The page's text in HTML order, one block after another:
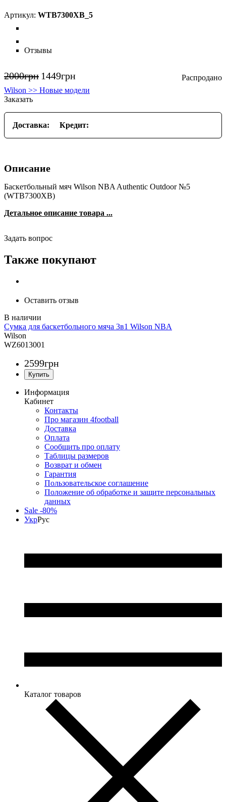
WTB7300XB_5
Отзывы
2000грн 1449грн
Wilson >> Новые модели
Заказать
Доставка: Кредит:
Описание
Баскетбольный мяч Wilson NBA Authentic Outdoor №5
(WTB7300XB)
Детальное описание товара ...
Задать вопрос
Также покупают
Оставить отзыв
Сумка для баскетбольного мяча 3в1 Wilson NBA
Wilson
WZ6013001
2599грн
Информация
Кабинет
Контакты
Про магазин 4football
Доставка
Оплата
Сообщить про оплату
Таблицы размеров
Возврат и обмен
Гарантия
Пользовательское соглашение
Положение об обработке и защите персональных
данных
Sale -80%
УкрРус
Каталог товаров